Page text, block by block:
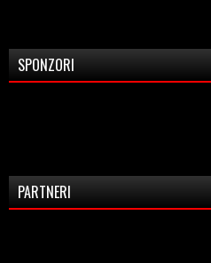
SPONZORI
PARTNERI